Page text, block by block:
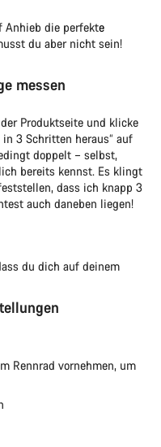
Anhieb die perfekte
du aber nicht sein!
messen
Produktseite und klicke
in 3 Schritten heraus“ auf
doppelt – selbst,
bereits kennst. Es klingt
dass ich knapp 3
auch daneben liegen!
du dich auf deinem
Rennrad vornehmen, um